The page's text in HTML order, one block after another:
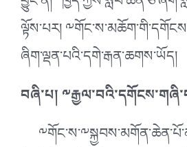
ལྟོས་པར།
ཞིག་ལྡན་པའི་དགེ་རྒན་ཆགས་ཡོད།
བཞི་པ།